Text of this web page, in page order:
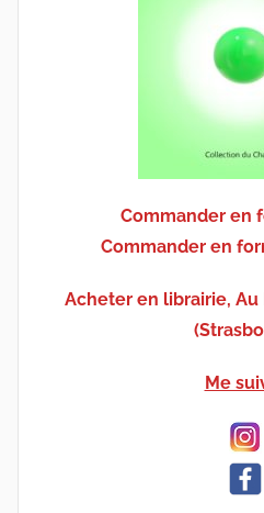
Commander en
Commander en
Acheter en librairie,
Me